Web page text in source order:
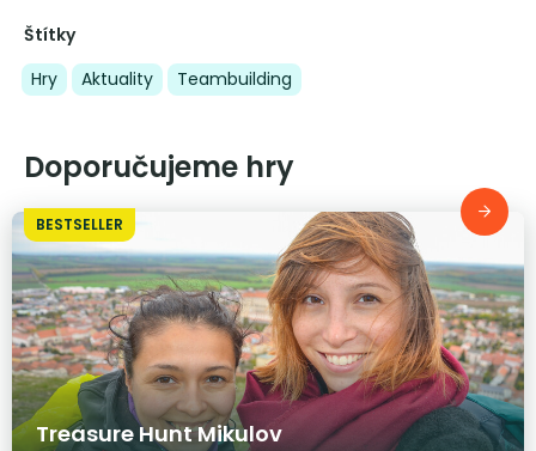
Štítky
Hry
Aktuality Teambuilding
Doporučujeme hry
BESTSELLER
Treasure Hunt Mikulov